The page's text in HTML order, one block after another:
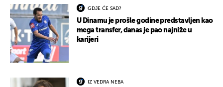
GDJE ĆE SAD?
U Dinamu je prošle godine predstavljen kao
mega transfer, danas je pao najniže u
karijeri
IZ VEDRA NEBA